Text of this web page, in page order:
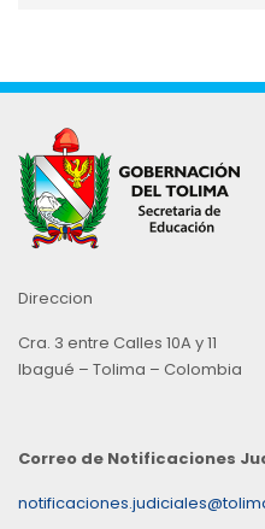
Direccion
Cra. 3 entre Calles 10A y 11
Ibagué – Tolima – Colombia
Correo de Notificaciones